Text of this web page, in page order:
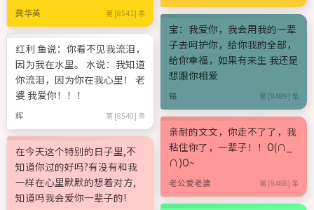
龚华英 第 [8541] 条
红利 鱼说：你看不见我流泪，
因为我在水里。 水说：我知道
你流泪，因为你在我心里！ 老
婆 我爱你！！！
辉 第 [8540] 条
在今天这个特别的日子里,不
知道你过的好吗?有没有和我
一样在心里默默的想着对方,
知道吗我会爱你一辈子的!
宝：我爱你，我会用我的一辈
子去呵护你，给你我的全部，
给你幸福，如果有来生 我还是
想跟你相爱
铭 第 [8489] 条
亲耐的文文，你走不了了，我
粘住你了，一辈子！！O(∩_
∩)O~
老公爱老婆 第 [8488] 条